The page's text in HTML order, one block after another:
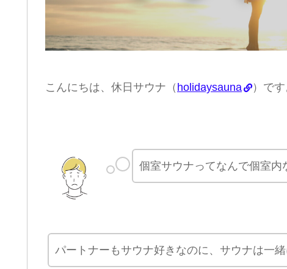
こんにちは、休日サウナ（ holidaysauna ）です
個室サウナってなんで個室
パートナーもサウナ好きなのに、サウナは一